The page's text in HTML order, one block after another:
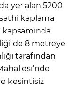
yer alan 5200
kaplama
kapsamında
de 8 metreye
tarafından
kesintisiz